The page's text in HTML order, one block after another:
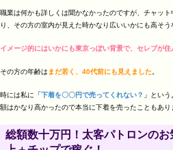
職業は何かも詳しくは聞かなかったのですが、チャッ
り、その方の室内が見えた時かなり広いいかにも高そ
イメージ的にはいかにも東京っぽい背景で、セレブが
その方の年齢は まだ若く、40代前にも見えました
時には私に 「下着を〇〇円で売ってくれない？」
とい
額はかなり高かったので本当に下着を売ったこともあり
総額数十万円！太客パトロンの